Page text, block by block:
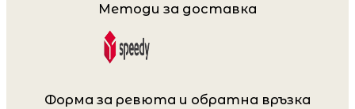
Методи за доставка
Форма за ревюта и обратна връзка